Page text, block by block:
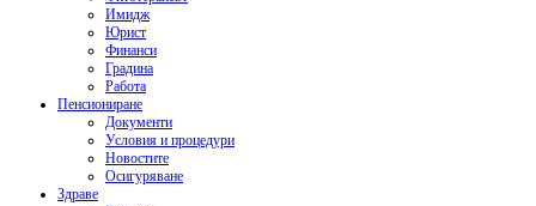
Имидж
Юрист
Финанси
Градина
Работа
Пенсиониране
Документи
Условия и процедури
Новостите
Осигуряване
Здраве